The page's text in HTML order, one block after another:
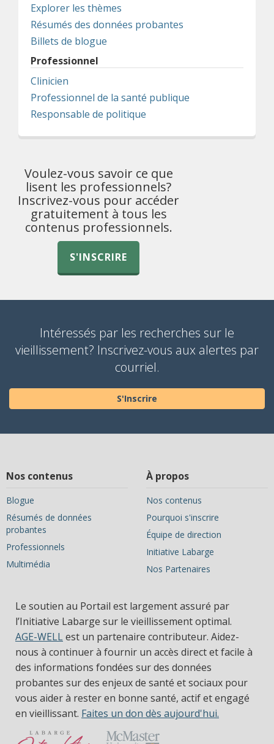
Explorer les thèmes
Résumés des données probantes
Billets de blogue
Professionnel
Clinicien
Professionnel de la santé publique
Responsable de politique
Voulez-vous savoir ce que
lisent les professionnels?
Inscrivez-vous pour accéder
gratuitement à tous les
contenus professionnels.
S'INSCRIRE
Intéressés par les recherches sur le
vieillissement? Inscrivez-vous aux alertes par
courriel.
S'Inscrire
Nos contenus
Blogue
Résumés de données
probantes
Professionnels
Multimédia
À propos
Nos contenus
Pourquoi s'inscrire
Équipe de direction
Initiative Labarge
Nos Partenaires
Le soutien au Portail est largement assuré par
l’Initiative Labarge sur le vieillissement optimal.
AGE-WELLest un partenaire contributeur. Aidez-
nous à continuer à fournir un accès direct et facile à
des informations fondées sur des données
probantes sur des enjeux de santé et sociaux pour
vous aider à rester en bonne santé, actif et engagé
en vieillissant. Faites un don dès aujourd'hui.